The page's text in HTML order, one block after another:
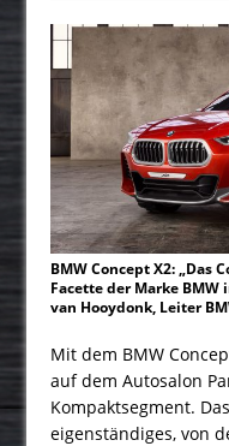
durch
BMW Concept X2: „Das
Facette der Marke
van Hooydonk, Leiter
Mit dem BMW
auf dem Autosalon
Kompaktsegment.
eigenständiges, von